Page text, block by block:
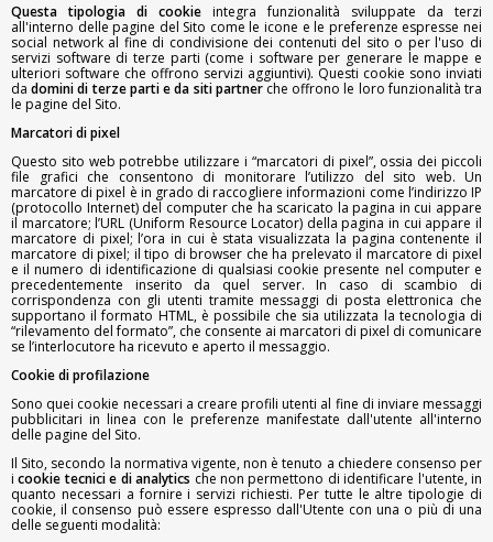
Questa tipologia di cookie integra funzionalità sviluppate da terzi
all'interno delle pagine del Sito come le icone e le preferenze espresse nei
social network al fine di condivisione dei contenuti del sito o per l'uso di
servizi software di terze parti (come i software per generare le mappe e
ulteriori software che offrono servizi aggiuntivi). Questi cookie sono inviati
dadomini di terze parti e da siti partnerche offrono le loro funzionalità tra
le pagine del Sito.
Marcatori di pixel
Questo sito web potrebbe utilizzare i “marcatori di pixel”, ossia dei piccoli
file grafici che consentono di monitorare l’utilizzo del sito web. Un
marcatore di pixel è in grado di raccogliere informazioni come l’indirizzo IP
(protocollo Internet) del computer che ha scaricato la pagina in cui appare
il marcatore; l’URL (Uniform Resource Locator) della pagina in cui appare il
marcatore di pixel; l’ora in cui è stata visualizzata la pagina contenente il
marcatore di pixel; il tipo di browser che ha prelevato il marcatore di pixel
e il numero di identificazione di qualsiasi cookie presente nel computer e
precedentemente inserito da quel server. In caso di scambio di
corrispondenza con gli utenti tramite messaggi di posta elettronica che
supportano il formato HTML, è possibile che sia utilizzata la tecnologia di
“rilevamento del formato”, che consente ai marcatori di pixel di comunicare
se l’interlocutore ha ricevuto e aperto il messaggio.
Cookie di profilazione
Sono quei cookie necessari a creare profili utenti al fine di inviare messaggi
pubblicitari in linea con le preferenze manifestate dall'utente all'interno
delle pagine del Sito.
Il Sito, secondo la normativa vigente, non è tenuto a chiedere consenso per
icookie tecnici e di analytics che non permettono di identificare l'utente, in
quanto necessari a fornire i servizi richiesti. Per tutte le altre tipologie di
cookie, il consenso può essere espresso dall'Utente con una o più di una
delle seguenti modalità: